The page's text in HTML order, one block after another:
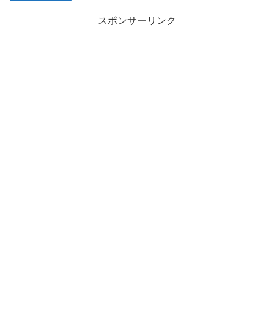
スポンサーリンク